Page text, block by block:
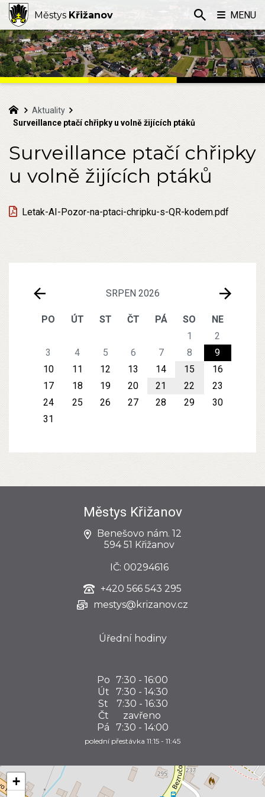
SRPEN 2026
PO ÚT ST ČT PÁ SO
NE
1
2
3
4 5 6 7 8
9
10
11 12 13 14 15
16
17
18 19 20 21 22
23
24
25 26 27 28 29
30
31
Aktuality
Surveillance ptačí chřipky u volně žijících ptáků
Surveillance ptačí chřipky
u volně žijících ptáků
Letak-AI-Pozor-na-ptaci-chripku-s-QR-kodem.pdf
Městys Křižanov
Benešovo nám. 12
594 51 Křižanov
IČ: 00294616
+420 566 543 295
mestys@krizanov.cz
Úřední hodiny
Po 7:30 - 16:00
Út
7:30 - 14:30
St
7:30 - 16:30
Čt
zavřeno
Pá
7:30 - 14:00
polední přestávka 11:15 - 11:45
+
Městys Křižanov MENU